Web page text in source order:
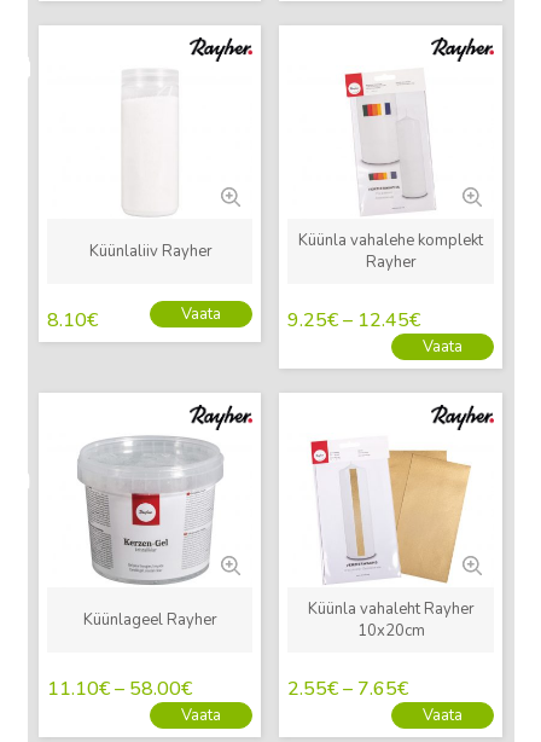
Küünlaliiv Rayher
8.10€ Vaata
Küünla vahalehe komplekt
Rayher
9.25€– 12.45€
Vaata
Küünlageel Rayher
11.10€– 58.00€
Vaata
Küünla vahaleht Rayher
10x20cm
2.55€– 7.65€
Vaata